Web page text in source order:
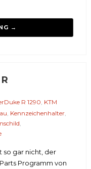
→
R 1290 KTM
Kennzeichenhalter,
so gar nicht, der
Programm von